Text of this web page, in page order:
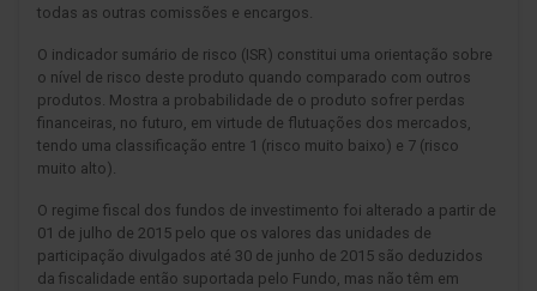
todas as outras comissões e encargos.
O indicador sumário de risco (ISR) constitui uma orientação sobre
o nível de risco deste produto quando comparado com outros
produtos. Mostra a probabilidade de o produto sofrer perdas
financeiras, no futuro, em virtude de flutuações dos mercados,
tendo uma classificação entre 1 (risco muito baixo) e 7 (risco
muito alto).
O regime fiscal dos fundos de investimento foi alterado a partir de
01 de julho de 2015 pelo que os valores das unidades de
participação divulgados até 30 de junho de 2015 são deduzidos
da fiscalidade então suportada pelo Fundo, mas não têm em